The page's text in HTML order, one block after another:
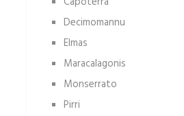
Decimomannu
Elmas
Maracalagonis
Monserrato
Pirri